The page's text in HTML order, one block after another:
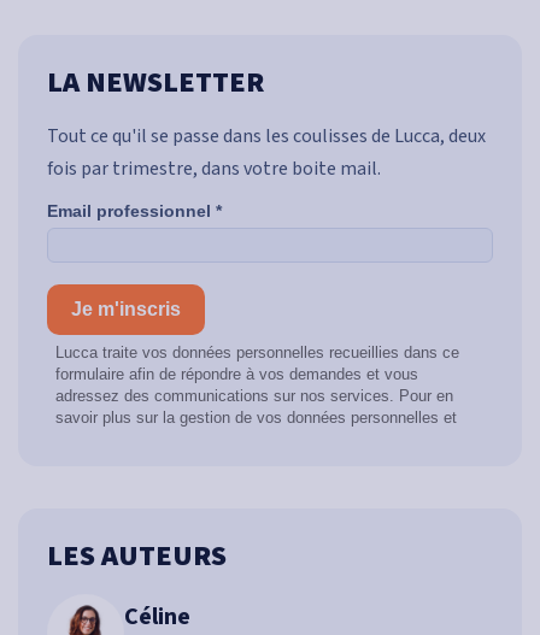
LA NEWSLETTER
Tout ce qu'il se passe dans les coulisses de Lucca, deux
fois par trimestre, dans votre boite mail.
LES AUTEURS
Céline